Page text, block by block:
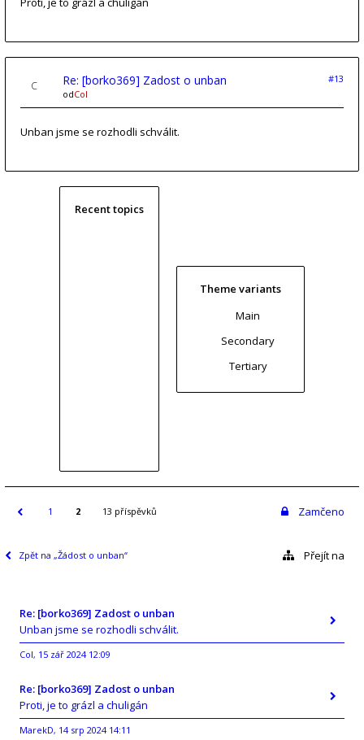
Re: [borko369] Zadost o unban
#13
odCol
Unban jsme se rozhodli schválit.
Recent topics
Theme variants
Main
Secondary
Tertiary
1 2 13 příspěvků Zamčeno
Zpět na „Žádost o unban“ Přejít na
Re: [borko369] Zadost o unban
Unban jsme se rozhodli schválit.
Col, 15 zář 2024 12:09
Re: [borko369] Zadost o unban
Proti, je to grázl a chuligán
MarekD, 14 srp 2024 14:11